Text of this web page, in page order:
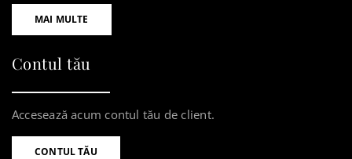
MAI MULTE
Contul tău
Accesează acum contul tău de client.
CONTUL TĂU